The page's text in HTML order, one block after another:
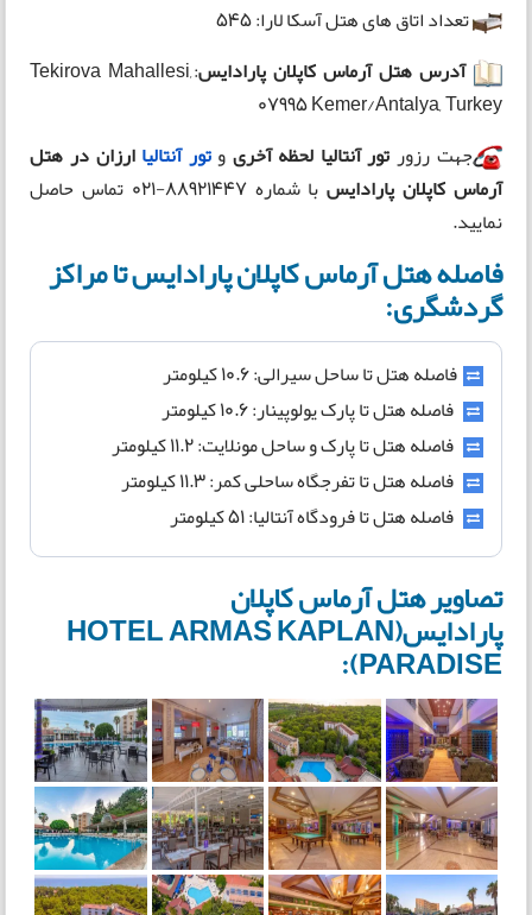
تعداد اتاق های هتل آسکا لارا: 545
آدرس هتل آرماس کاپلان پارادایس:Tekirova Mahallesi,
07995 Kemer/Antalya, Turkey
جهت رزورتور آنتالیا لحظه آخریوتور آنتالیاارزان درهتل
آرماس کاپلان پارادایس
با شماره 88921447-021 تماس حاصل
نمایید.
فاصله هتل آرماس کاپلان پارادایس تا مراکز
گردشگری:
فاصله هتل تا ساحل سیرالی: ۱۰.۶ کیلومتر
فاصله هتل تا پارک یولوپینار: ۱۰.۶ کیلومتر
فاصله هتل تا پارک و ساحل مونلایت: ۱۱.۲ کیلومتر
فاصله هتل تا تفرجگاه ساحلی کمر:‌ ۱۱.۳ کیلومتر
فاصله هتل تا فرودگاه آنتالیا: ۵۱ کیلومتر
تصاویر هتل آرماس کاپلان
پارادایس(HOTEL ARMAS KAPLAN
PARADISE):